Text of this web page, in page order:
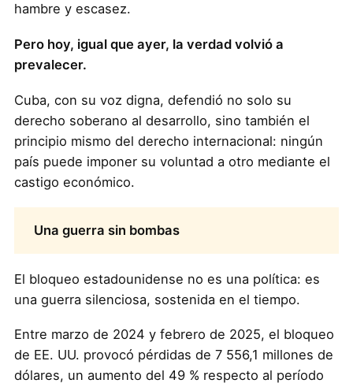
hambre y escasez.
Pero hoy, igual que ayer, la verdad volvió a
prevalecer.
Cuba, con su voz digna, defendió no solo su
derecho soberano al desarrollo, sino también el
principio mismo del derecho internacional: ningún
país puede imponer su voluntad a otro mediante el
castigo económico.
Una guerra sin bombas
El bloqueo estadounidense no es una política: es
una guerra silenciosa, sostenida en el tiempo.
Entre marzo de 2024 y febrero de 2025, el bloqueo
de EE. UU. provocó pérdidas de 7 556,1 millones de
dólares, un aumento del 49 % respecto al período